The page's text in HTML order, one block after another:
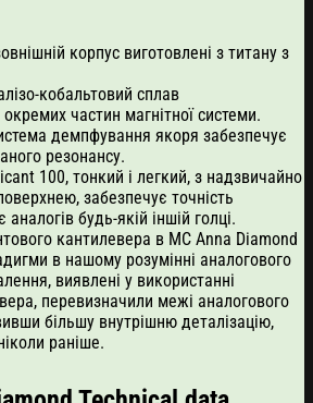
корпус виготовлені з титану з
кобальтовий сплав
частин магнітної системи.
демпфування якоря забезпечує
резонансу.
100, тонкий і легкий, з надзвичайно
забезпечує точність
будь-якій іншій голці.
кантилевера в MC Anna Diamond
в нашому розумінні аналогового
виявлені у використанні
перевизначили межі аналогового
більшу внутрішню деталізацію,
раніше.